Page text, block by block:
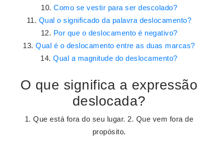
Como se vestir para ser descolado?
Qual o significado da palavra deslocamento?
Por que o deslocamento é negativo?
Qual é o deslocamento entre as duas marcas?
Qual a magnitude do deslocamento?
O que significa a expressão
deslocada?
1. Que está fora do seu lugar. 2. Que vem fora de
propósito.